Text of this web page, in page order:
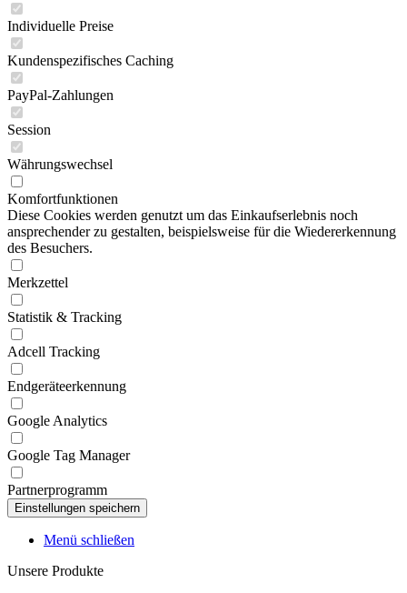
Individuelle Preise
Kundenspezifisches Caching
PayPal-Zahlungen
Session
Währungswechsel
Komfortfunktionen
Diese Cookies werden genutzt um das Einkaufserlebnis noch
ansprechender zu gestalten, beispielsweise für die Wiedererkennung
des Besuchers.
Merkzettel
Statistik & Tracking
Adcell Tracking
Endgeräteerkennung
Google Analytics
Google Tag Manager
Partnerprogramm
Menü schließen
Unsere Produkte